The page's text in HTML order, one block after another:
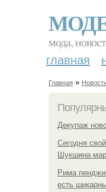
мода,
главная
Главная »
Декупаж
Сегодня
Шукшина
Рима
есть